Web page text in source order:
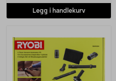
Legg i handlekurv